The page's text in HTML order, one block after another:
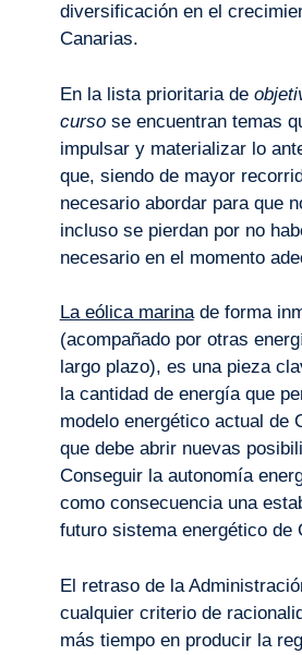
diversificación en el
Canarias.
En la lista prioritaria de
cursose encuentran temas
impulsar y materializar lo
que, siendo de mayor
necesario abordar para que
incluso se pierdan por no
necesario en el momento
La eólica marinade forma
(acompañado por otras
largo plazo), es una pieza
la cantidad de energía que
modelo energético actual de
que debe abrir nuevas
Conseguir la autonomía
como consecuencia una
futuro sistema energético de
El retraso de la
cualquier criterio de
más tiempo en producir la